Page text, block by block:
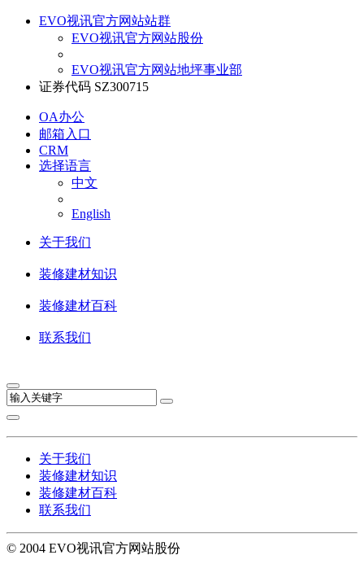
EVO视讯官方网站站群
EVO视讯官方网站股份
EVO视讯官方网站地坪事业部
证券代码 SZ300715
OA办公
邮箱入口
CRM
选择语言
中文
English
关于我们
装修建材知识
装修建材百科
联系我们
关于我们
装修建材知识
装修建材百科
联系我们
© 2004 EVO视讯官方网站股份